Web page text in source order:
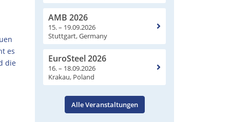
es
die
AMB 2026
15. – 19.09.2026
Stuttgart, Germany
EuroSteel 2026
16. – 18.09.2026
Krakau, Poland
Alle Veranstaltungen